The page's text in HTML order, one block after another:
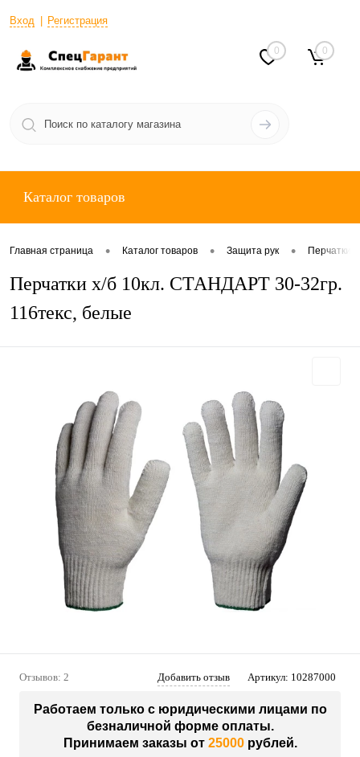
Вход Регистрация
0 0
Каталог товаров
Главная страница • Каталог товаров • Защита рук • Перчатки
Перчатки х/б 10кл. СТАНДАРТ 30-32гр.
116текс, белые
Отзывов: 2 Добавить отзыв Артикул: 10287000
Работаем только с юридическими лицами по
безналичной форме оплаты.
Принимаем заказы от 25000рублей.